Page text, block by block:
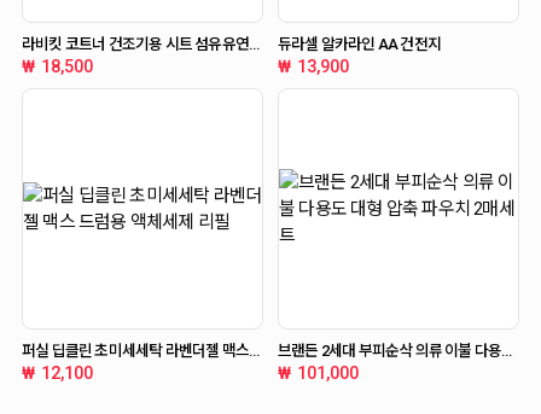
라비킷 코트너 건조기용 시트 섬유유연제
비누향 본품
18,500
듀라셀 알카라인 AA 건전지
13,900
퍼실 딥클린 초미세세탁 라벤더젤 맥스
드럼용 액체세제 리필
12,100
브랜든 2세대 부피순삭 의류 이불 다용도
대형 압축 파우치 2매세트
101,000